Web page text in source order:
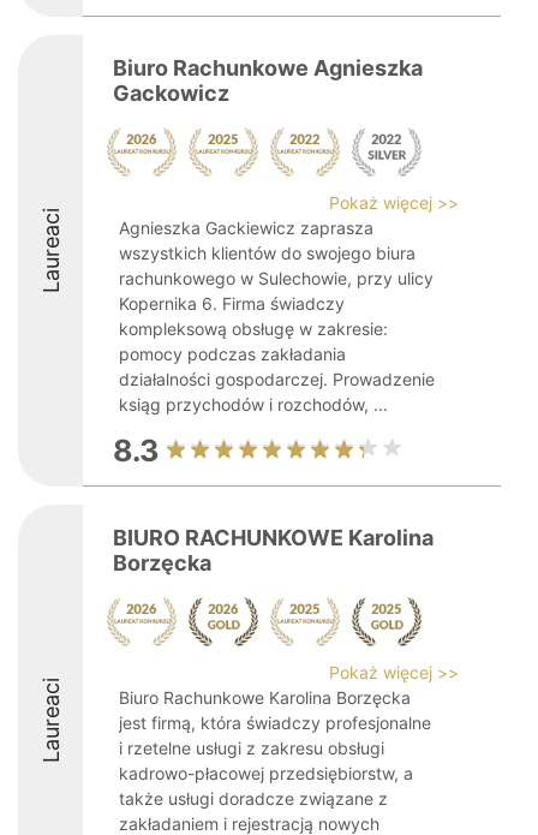
Laureaci
Biuro Rachunkowe Agnieszka
Gackowicz
Pokaż więcej >>
Agnieszka Gackiewicz zaprasza
wszystkich klientów do swojego biura
rachunkowego w Sulechowie, przy ulicy
Kopernika 6. Firma świadczy
kompleksową obsługę w zakresie:
pomocy podczas zakładania
działalności gospodarczej. Prowadzenie
ksiąg przychodów i rozchodów, ...
8.3
Laureaci
BIURO RACHUNKOWE Karolina
Borzęcka
Pokaż więcej >>
Biuro Rachunkowe Karolina Borzęcka
jest firmą, która świadczy profesjonalne
i rzetelne usługi z zakresu obsługi
kadrowo-płacowej przedsiębiorstw, a
także usługi doradcze związane z
zakładaniem i rejestracją nowych